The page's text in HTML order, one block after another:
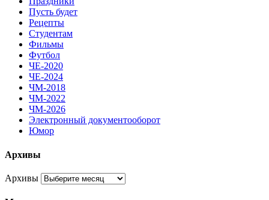
Пусть будет
Рецепты
Студентам
Фильмы
Футбол
ЧЕ-2020
ЧЕ-2024
ЧМ-2018
ЧМ-2022
ЧМ-2026
Электронный документооборот
Юмор
Архивы
Архивы